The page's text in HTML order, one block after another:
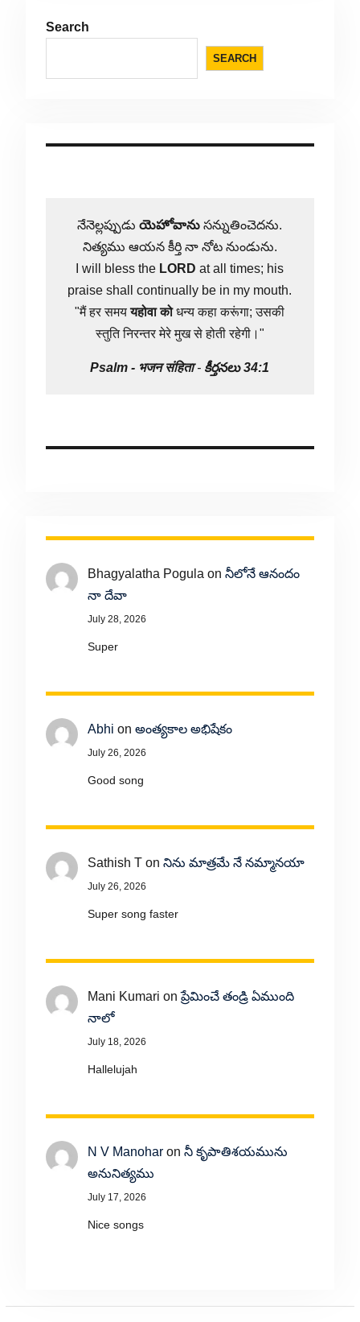
Search
SEARCH
నేనెల్లప్పుడుయెహోవాను సన్నుతించెదను.
నిత్యము ఆయన కీర్తి నా నోట నుండును.
I will bless the LORD at all times; his
praise shall continually be in my mouth.
"मैं हर समययहोवा कोधन्य कहा करूंगा; उसकी
स्तुति निरन्तर मेरे मुख से होती रहेगी।"
Psalm - भजन संहिता- కీర్తనలు 34:1
Bhagyalatha Pogula on నీలోనే ఆనందం
నా దేవా
July 28, 2026
Super
Abhi on అంత్యకాల అభిషేకం
July 26, 2026
Good song
Sathish Ton నిను మాత్రమే నే నమ్మానయా
July 26, 2026
Super song faster
Mani Kumari onప్రేమించే తండ్రి ఏముంది
నాలో
July 18, 2026
Hallelujah
N V Manoharon నీ కృపాతిశయమును
అనునిత్యము
July 17, 2026
Nice songs